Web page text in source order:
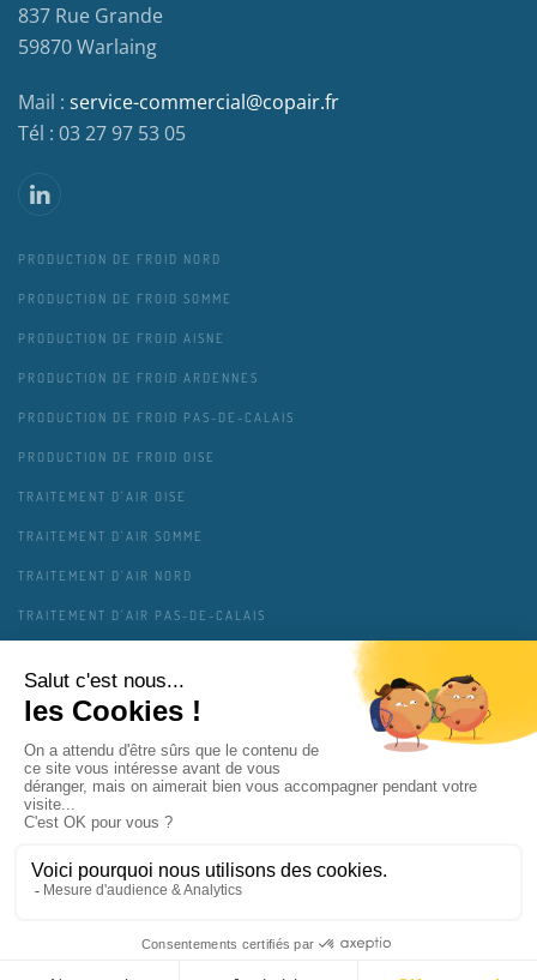
837 Rue Grande
59870 Warlaing
Mail : service-commercial@copair.fr
Tél : 03 27 97 53 05
PRODUCTION DE FROID NORD
PRODUCTION DE FROID SOMME
PRODUCTION DE FROID AISNE
PRODUCTION DE FROID ARDENNES
PRODUCTION DE FROID PAS-DE-CALAIS
PRODUCTION DE FROID OISE
TRAITEMENT D'AIR OISE
TRAITEMENT D'AIR SOMME
TRAITEMENT D'AIR NORD
TRAITEMENT D'AIR PAS-DE-CALAIS
GESTION DES COOKIES
VIE PRIVÉE
COPAIR SOLUTIONS INTERVIENT PRÈS DE CHEZ VOUS
MAJ 01/2025 - RETROUVEZ NOUS ÉGALEMENT SURCOPAIR.FR